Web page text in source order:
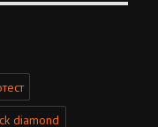
diamond